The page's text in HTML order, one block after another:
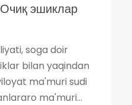
эшиклар
soga doir
bilan yaqindan
ma'muri sudi
ma'muri...